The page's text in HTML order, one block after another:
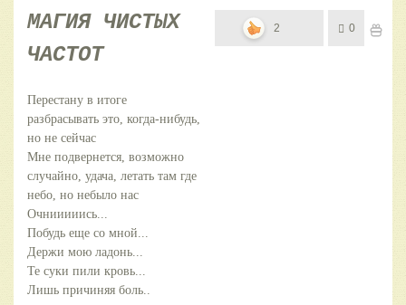
МАГИЯ ЧИСТЫХ
ЧАСТОТ
Перестану в итоге
разбрасывать это, когда-нибудь,
но не сейчас
Мне подвернется, возможно
случайно, удача, летать там где
небо, но небыло нас
Очнииииись...
Побудь еще со мной...
Держи мою ладонь...
Те суки пили кровь...
Лишь причиняя боль..
2 0